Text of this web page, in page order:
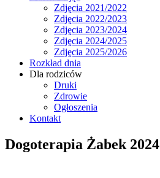
Zdjęcia 2021/2022
Zdjęcia 2022/2023
Zdjęcia 2023/2024
Zdjęcia 2024/2025
Zdjęcia 2025/2026
Rozkład dnia
Dla rodziców
Druki
Zdrowie
Ogłoszenia
Kontakt
Dogoterapia Żabek 2024